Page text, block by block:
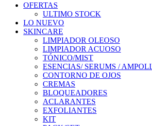
OFERTAS
ULTIMO STOCK
LO NUEVO
SKINCARE
LIMPIADOR OLEOSO
LIMPIADOR ACUOSO
TÓNICO/MIST
ESENCIAS/ SERUMS /
CONTORNO DE OJOS
CREMAS
BLOQUEADORES
ACLARANTES
EXFOLIANTES
KIT